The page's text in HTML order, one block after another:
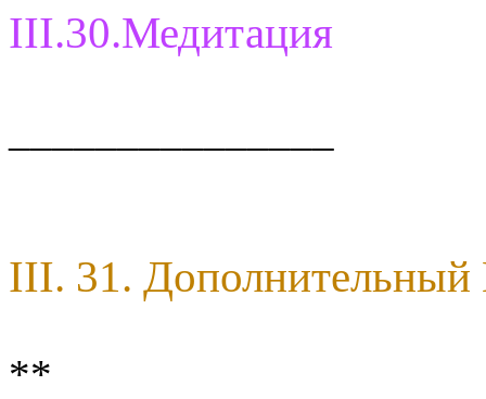
III.30.Медитация
III. 31.
**